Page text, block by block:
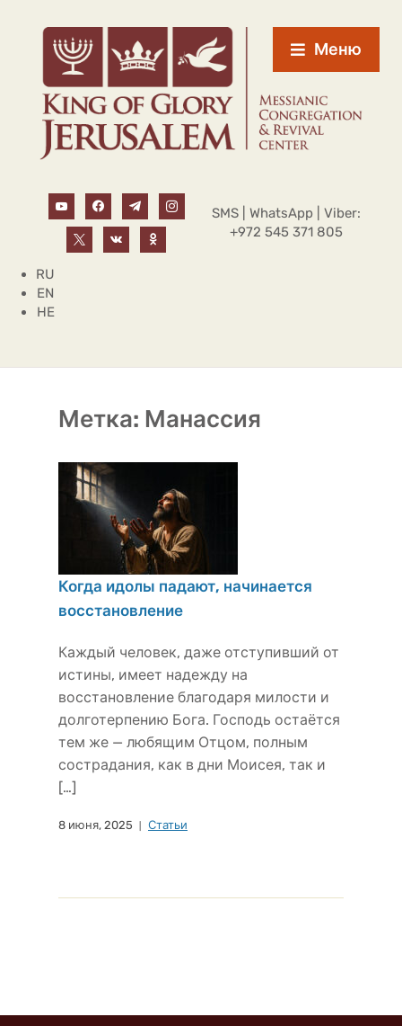
Меню
SMS | WhatsApp | Viber:
+972 545 371 805
RU
EN
HE
Метка: Манассия
Когда идолы падают, начинается
восстановление
Каждый человек, даже отступивший от
истины, имеет надежду на
восстановление благодаря милости и
долготерпению Бога. Господь остаётся
тем же — любящим Отцом, полным
сострадания, как в дни Моисея, так и
[…]
8 июня, 2025 Статьи